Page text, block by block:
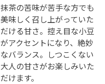
抹茶の苦味が苦手な方でも
美味しく召し上がっていた
だける甘さ。控え目な小豆
がアクセントになり、絶妙
なバランス。しつこくない
大人の甘さがお楽しみいた
だけます。